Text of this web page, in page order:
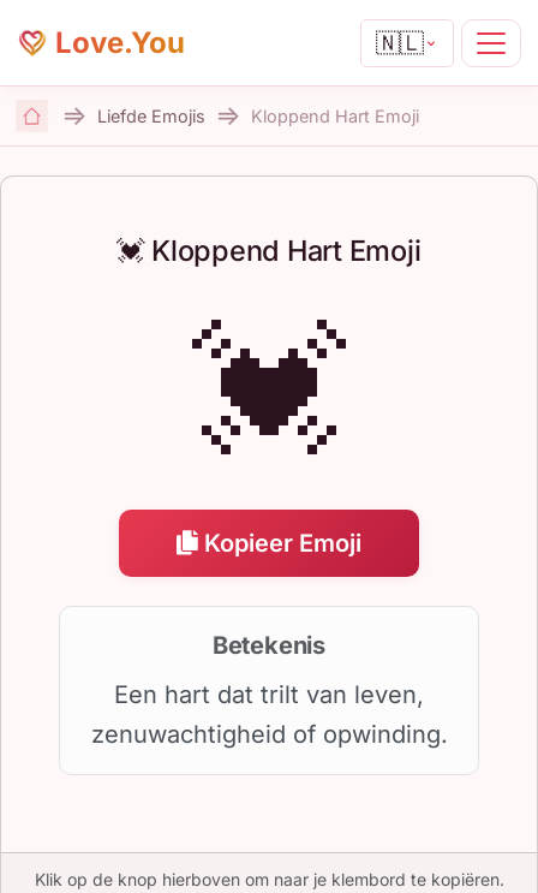
Love.You 🇳🇱
Home
Liefde Emojis Kloppend Hart Emoji
💓 Kloppend Hart Emoji
💓
Kopieer Emoji
Betekenis
Een hart dat trilt van leven,
zenuwachtigheid of opwinding.
Klik op de knop hierboven om naar je klembord te kopiëren.